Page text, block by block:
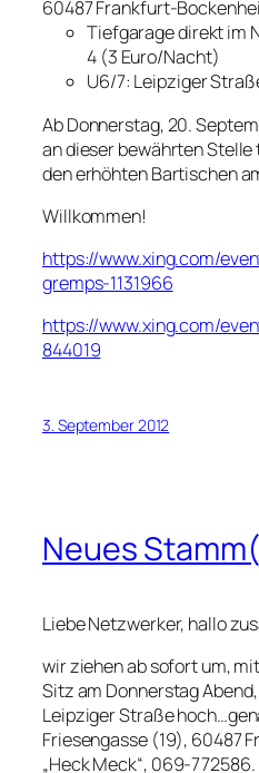
60487 Frankfurt-
Tiefgarage direkt im
4 (3 Euro/Nacht)
U6/7: Leipziger
Ab Donnerstag, 20.
an dieser bewährten
den erhöhten Bartischen
Willkommen!
https://www.xing.com/
gremps-1131966
https://www.xing.com/
844019
3. September 2012
Neues
Liebe Netzwerker, hallo
wir ziehen ab sofort um,
Sitz am Donnerstag
Leipziger Straße
Friesengasse (19), 60487
„Heck Meck“, 069-772586.